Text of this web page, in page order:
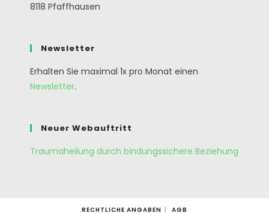
8118 Pfaffhausen
Newsletter
Erhalten Sie maximal 1x pro Monat einen
Newsletter.
Neuer Webauftritt
Traumaheilung durch bindungssichere Beziehung
RECHTLICHE ANGABEN AGB